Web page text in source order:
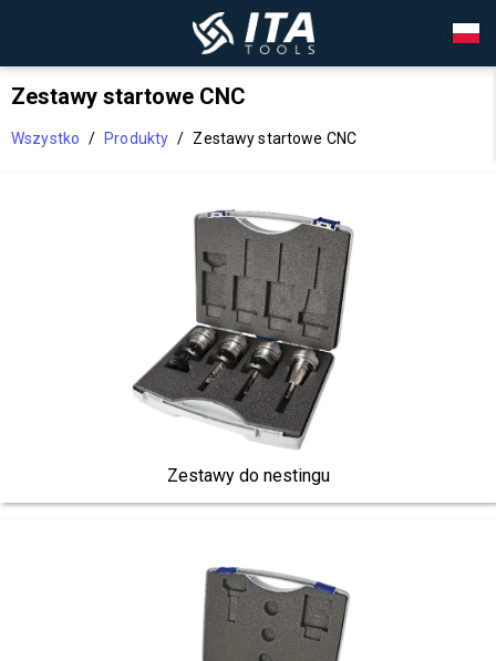
Zestawy startowe CNC
Wszystko / Produkty / Zestawy startowe CNC
Zestawy do nestingu